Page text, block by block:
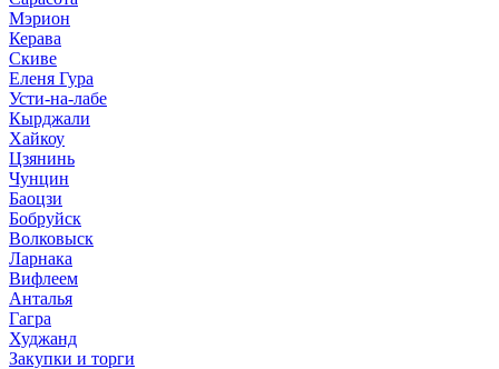
Мэрион
Керава
Скиве
Еленя Гура
Усти-на-лабе
Кырджали
Хайкоу
Цзянинь
Чунцин
Баоцзи
Бобруйск
Волковыск
Ларнака
Вифлеем
Анталья
Гагра
Худжанд
Закупки и торги